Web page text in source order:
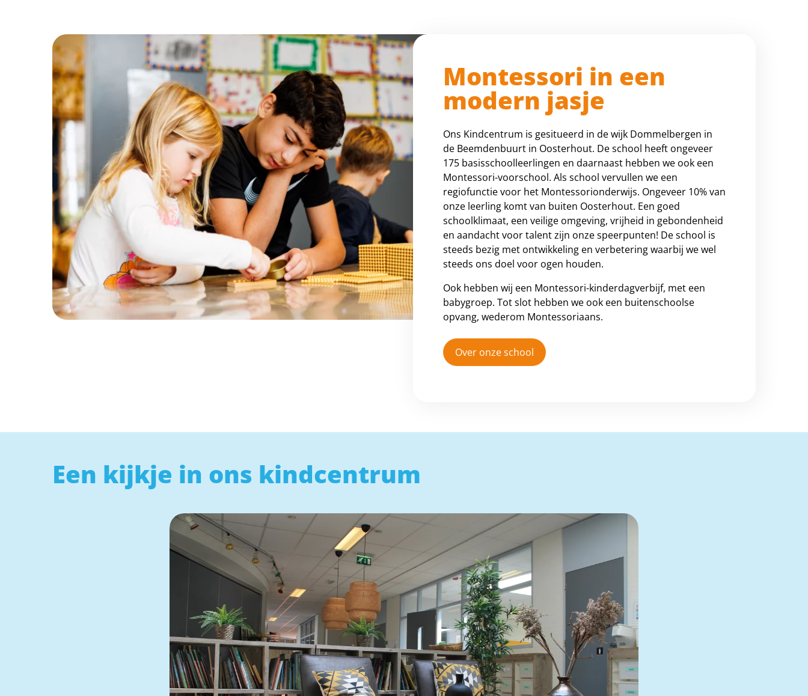
Montessori in een
modern jasje
Ons Kindcentrum is gesitueerd in de wijk Dommelbergen in
de Beemdenbuurt in Oosterhout. De school heeft ongeveer
175 basisschoolleerlingen en daarnaast hebben we ook een
Montessori-voorschool. Als school vervullen we een
regiofunctie voor het Montessorionderwijs. Ongeveer 10% van
onze leerling komt van buiten Oosterhout. Een goed
schoolklimaat, een veilige omgeving, vrijheid in gebondenheid
en aandacht voor talent zijn onze speerpunten! De school is
steeds bezig met ontwikkeling en verbetering waarbij we wel
steeds ons doel voor ogen houden.
Ook hebben wij een Montessori-kinderdagverbijf, met een
babygroep. Tot slot hebben we ook een buitenschoolse
opvang, wederom Montessoriaans.
Over onze school
Een kijkje in ons kindcentrum